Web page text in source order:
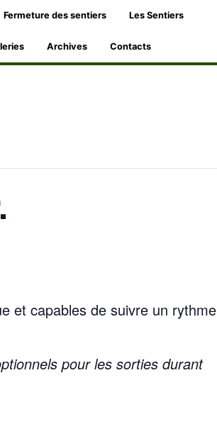
Fermeture des sentiers Les Sentiers
Archives Contacts
et capables de suivre un rythme
pour les sorties durant